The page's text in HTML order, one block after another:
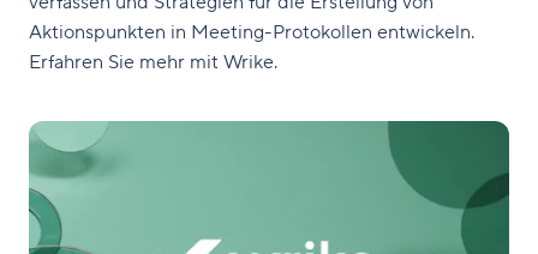
Aktionspunkten in Meeting-Protokollen entwickeln.
Erfahren Sie mehr mit Wrike.